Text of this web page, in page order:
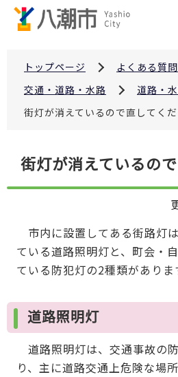
トップページ
よくある質問
交通・道路・水路
道路・
街灯が消えているので直してく
こ
街灯が消えているの
市内に設置してある街路灯
ている道路照明灯と、町会・
ている防犯灯の2種類がありま
道路照明灯
道路照明灯は、交通事故の
り、主に道路交通上危険な場